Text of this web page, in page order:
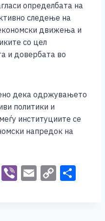
определбата на
следење на
движења и
со цел
и довербата во
дека одржувањето
политики и
институциите се
напредок на
W Vi E C